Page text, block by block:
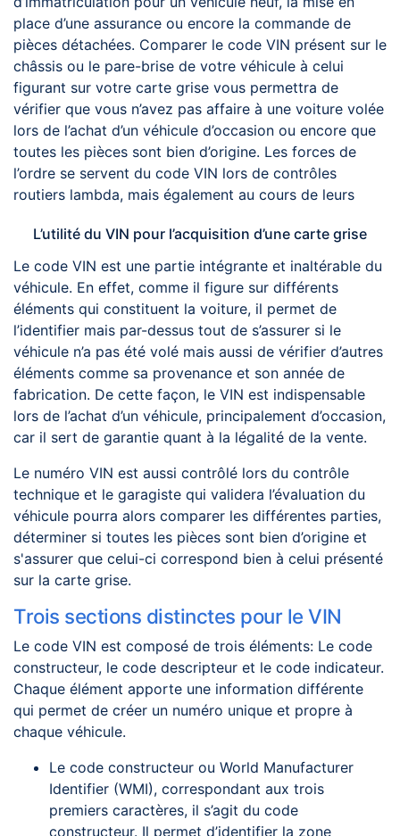
place d’une assurance ou encore la commande de
pièces détachées. Comparer le code VIN présent sur le
châssis ou le pare-brise de votre véhicule à celui
figurant sur votre carte grise vous permettra de
vérifier que vous n’avez pas affaire à une voiture volée
lors de l’achat d’un véhicule d’occasion ou encore que
toutes les pièces sont bien d’origine. Les forces de
l’ordre se servent du code VIN lors de contrôles
routiers lambda, mais également au cours de leurs
L’utilité du VIN pour l’acquisition d’une carte grise
Le code VIN est une partie intégrante et inaltérable du
véhicule. En effet, comme il figure sur différents
éléments qui constituent la voiture, il permet de
l’identifier mais par-dessus tout de s’assurer si le
véhicule n’a pas été volé mais aussi de vérifier d’autres
éléments comme sa provenance et son année de
fabrication. De cette façon, le VIN est indispensable
lors de l’achat d’un véhicule, principalement d’occasion,
car il sert de garantie quant à la légalité de la vente.
Le numéro VIN est aussi contrôlé lors du contrôle
technique et le garagiste qui validera l’évaluation du
véhicule pourra alors comparer les différentes parties,
déterminer si toutes les pièces sont bien d’origine et
s'assurer que celui-ci correspond bien à celui présenté
sur la carte grise.
Trois sections distinctes pour le VIN
Le code VIN est composé de trois éléments: Le code
constructeur, le code descripteur et le code indicateur.
Chaque élément apporte une information différente
qui permet de créer un numéro unique et propre à
chaque véhicule.
Le code constructeur ou World Manufacturer
Identifier (WMI), correspondant aux trois
premiers caractères, il s’agit du code
constructeur. Il permet d’identifier la zone